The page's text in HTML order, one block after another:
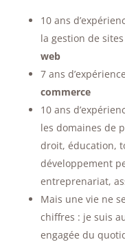
10 ans
la gestion de
web
7 ans
commerce
10 ans
les domaines de
droit, éducation,
développement
entreprenariat,
Mais une vie ne
chiffres : je suis
engagée du